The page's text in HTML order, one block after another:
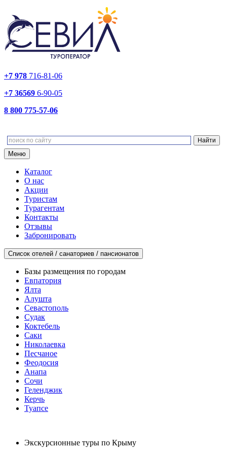
+7 978 716-81-06
+7 36569 6-90-05
8 800 775-57-06
Меню
Каталог
О нас
Акции
Туристам
Турагентам
Контакты
Отзывы
Забронировать
Список отелей / санаториев / пансионатов
Базы размещения по городам
Евпатория
Ялта
Алушта
Севастополь
Судак
Коктебель
Саки
Николаевка
Песчаное
Феодосия
Анапа
Сочи
Геленджик
Керчь
Туапсе
Экскурсионные туры по Крыму